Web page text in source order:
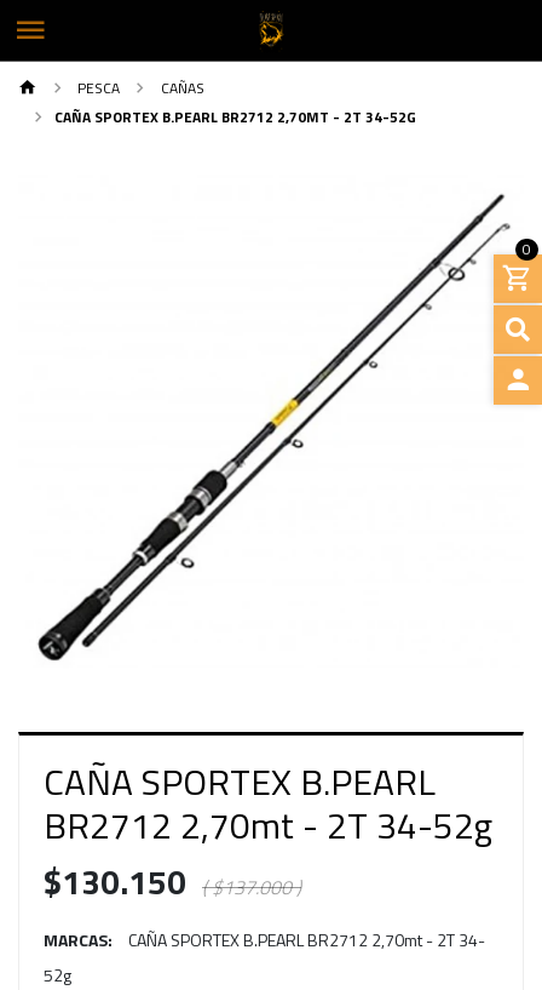
0
PESCA
CAÑAS
CAÑA SPORTEX B.PEARL BR2712 2,70MT - 2T 34-52G
CAÑA SPORTEX B.PEARL
BR2712 2,70mt - 2T 34-52g
$130.150 ( $137.000 )
MARCAS:
CAÑA SPORTEX B.PEARL BR2712 2,70mt - 2T 34-
52g